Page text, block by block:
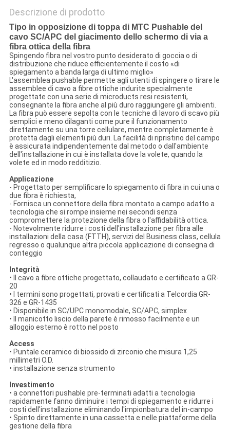
Descrizione di prodotto
Tipo in opposizione di toppa di MTC Pushable del
cavo SC/APC del giacimento dello schermo di via a
fibra ottica della fibra
Spingendo fibra nel vostro punto desiderato di goccia o di
distribuzione che riduce efficientemente il costo «di
spiegamento a banda larga di ultimo miglio»
L'assemblea pushable permette agli utenti di spingere o tirare le
assemblee di cavo a fibre ottiche indurite specialmente
progettate con una serie di microducts resi resistenti,
consegnante la fibra anche al più duro raggiungere gli ambienti.
La fibra può essere sepolta con le tecniche di lavoro di scavo più
semplici e meno dilaganti come pure il funzionamento
direttamente su una torre cellulare, mentre completamente è
protetta dagli elementi più duri. La facilità di ripristino del campo
è assicurata indipendentemente dal metodo o dall'ambiente
dell'installazione in cui è installata dove la volete, quando la
volete ed in modo redditizio.
Applicazione
- Progettato per semplificare lo spiegamento di fibra in cui una o
due fibra è richiesta,
- Fornisca un connettore della fibra montato a campo adatto a
tecnologia che si rompe insieme nei secondi senza
compromettere la protezione della fibra o l'affidabilità ottica.
- Notevolmente ridurre i costi dell'installazione per fibra alle
installazioni della casa (FTTH), servizi del Business class, cellula
regresso o qualunque altra piccola applicazione di consegna di
conteggio
Integrità
• Il cavo a fibre ottiche progettato, collaudato e certificato a GR-
20
• I termini sono progettati, provati e certificati a Telcordia GR-
326 e GR-1435
• Disponibile in SC/UPC monomodale, SC/APC, simplex
• Il manicotto liscio della parete è rimosso facilmente e un
alloggio esterno è rotto nel posto
Access
• Puntale ceramico di biossido di zirconio che misura 1,25
millimetri O.D.
• installazione senza strumento
Investimento
• a connettori pushable pre-terminati adatti a tecnologia
rapidamente fanno diminuire i tempi di spiegamento e ridurre i
costi dell'installazione eliminando l'impionbatura del in-campo
• Spinto direttamente in una cassetta e nelle piattaforme della
gestione della fibra